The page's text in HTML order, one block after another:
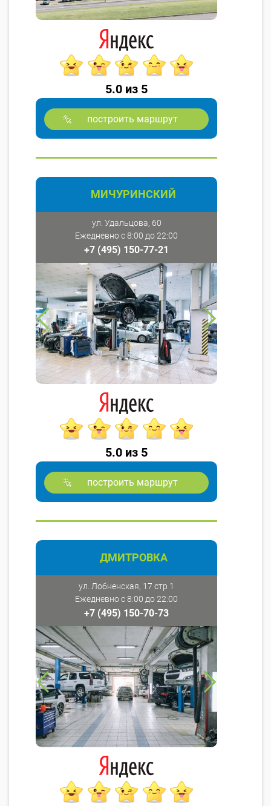
5.0 из 5
построить маршрут
МИЧУРИНСКИЙ
ул. Удальцова, 60
Ежедневно с 8:00 до 22:00
+7 (495) 150-77-21
5.0 из 5
построить маршрут
ДМИТРОВКА
ул. Лобненская, 17 стр 1
Ежедневно с 8:00 до 22:00
+7 (495) 150-70-73